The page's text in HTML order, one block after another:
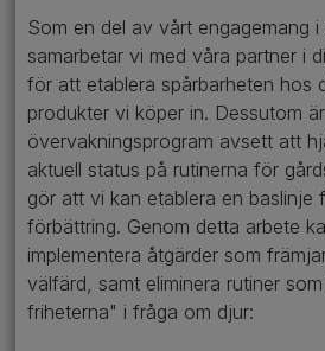
Som en del av vårt engagemang
samarbetar vi med våra partner i
för att etablera spårbarheten hos
produkter vi köper in. Dessutom
övervakningsprogram avsett att
aktuell status på rutinerna för
gör att vi kan etablera en baslinje
förbättring. Genom detta arbete
implementera åtgärder som
välfärd, samt eliminera rutiner
friheterna" i fråga om djur: